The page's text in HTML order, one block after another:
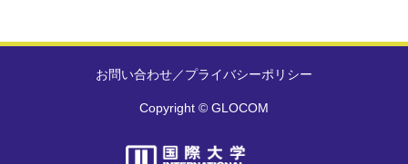
お問い合わせ／プライバシーポリシー
Copyright © GLOCOM